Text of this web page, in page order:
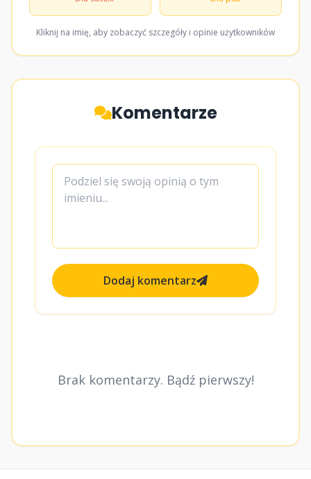
Kliknij na imię, aby zobaczyć szczegóły i opinie użytkowników
Komentarze
Dodaj komentarz
Brak komentarzy. Bądź pierwszy!